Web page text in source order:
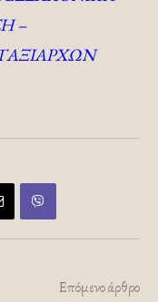
–
Επόμενο άρθρο